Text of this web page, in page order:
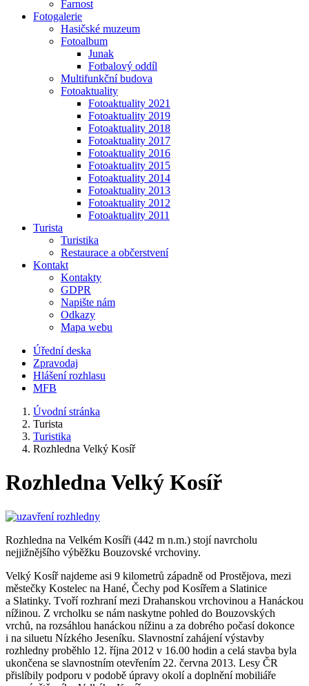
Farnost
Fotogalerie
Hasičské muzeum
Fotoalbum
Junak
Fotbalový oddíl
Multifunkční budova
Fotoaktuality
Fotoaktuality 2021
Fotoaktuality 2019
Fotoaktuality 2018
Fotoaktuality 2017
Fotoaktuality 2016
Fotoaktuality 2015
Fotoaktuality 2014
Fotoaktuality 2013
Fotoaktuality 2012
Fotoaktuality 2011
Turista
Turistika
Restaurace a občerstvení
Kontakt
Kontakty
GDPR
Napište nám
Odkazy
Mapa webu
Úřední deska
Zpravodaj
Hlášení rozhlasu
MFB
Úvodní stránka
Turista
Turistika
Rozhledna Velký Kosíř
Rozhledna Velký Kosíř
Rozhledna na Velkém Kosíři (442 m n.m.) stojí navrcholu
nejjižnějšího výběžku Bouzovské vrchoviny.
Velký Kosíř najdeme asi 9 kilometrů západně od Prostějova, mezi
městečky Kostelec na Hané, Čechy pod Kosířem a Slatinice
a Slatinky. Tvoří rozhraní mezi Drahanskou vrchovinou a Hanáckou
nížinou. Z vrcholku se nám naskytne pohled do Bouzovských
vrchů, na rozsáhlou hanáckou nížinu a za dobrého počasí dokonce
i na siluetu Nízkého Jeseníku. Slavnostní zahájení výstavby
rozhledny proběhlo 12. října 2012 v 16.00 hodin a celá stavba byla
ukončena se slavnostním otevřením 22. června 2013. Lesy ČR
přislíbily podporu v podobě úpravy okolí a doplnění mobiliáře